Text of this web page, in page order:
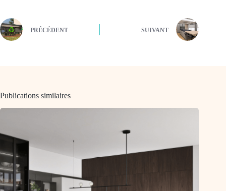
PRÉCÉDENT SUIVANT
Publications similaires